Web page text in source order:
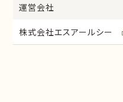
運営会社
株式会社エスアールシー